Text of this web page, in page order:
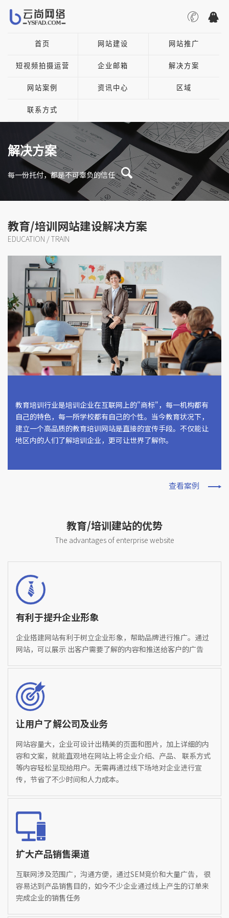
首页 网站建设 网站推广
短视频拍摄运营 企业邮箱 解决方案
网站案例 资讯中心 区域
联系方式
解决方案
每一份托付，都是不可辜负的信任
教育/培训网站建设解决方案
EDUCATION / TRAIN
教育培训行业是培训企业在互联网上的"商标"，每一机构都有
自己的特色，每一所学校都有自己的个性。当今教育状况下，
建立一个高品质的教育培训网站是直接的宣传手段。不仅能让
地区内的人们了解培训企业，更可让世界了解你。
查看案例
教育/培训建站的优势
The advantages of enterprise website
有利于提升企业形象
企业搭建网站有利于树立企业形象，帮助品牌进行推广。通过
网站，可以展示 出客户需要了解的内容和推送给客户的广告
让用户了解公司及业务
网站容量大，企业可设计出精美的页面和图片，加上详细的内
容和文案，就能直观地在网站上将企业介绍、产品、 联系方式
等内容轻松呈现给用户。无需再通过线下场地对企业进行宣
传，节省了不少时间和人力成本。
扩大产品销售渠道
互联网涉及范围广，沟通方便，通过SEM竞价和大量广告， 很
容易达到产品销售目的，如今不少企业通过线上产生的订单来
完成企业的销售任务